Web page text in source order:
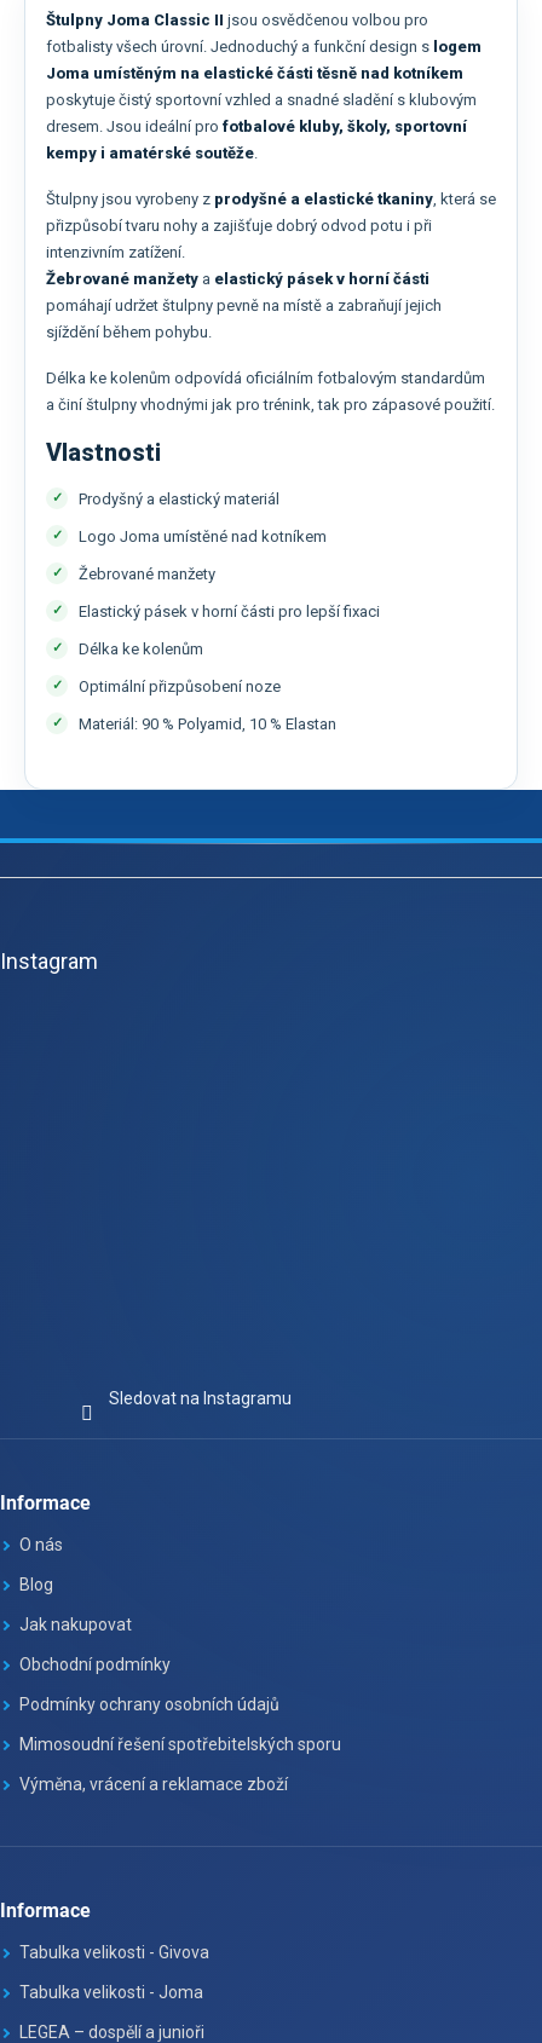
Štulpny Joma Classic II jsou osvědčenou volbou pro
fotbalisty všech úrovní. Jednoduchý a funkční design s logem
Joma umístěným na elastické části těsně nad kotníkem
poskytuje čistý sportovní vzhled a snadné sladění s klubovým
dresem. Jsou ideální pro fotbalové kluby, školy, sportovní
kempy i amatérské soutěže.
Štulpny jsou vyrobeny z prodyšné a elastické tkaniny, která se
přizpůsobí tvaru nohy a zajišťuje dobrý odvod potu i při
intenzivním zatížení.
Žebrované manžety a elastický pásek v horní části
pomáhají udržet štulpny pevně na místě a zabraňují jejich
sjíždění během pohybu.
Délka ke kolenům odpovídá oficiálním fotbalovým standardům
a činí štulpny vhodnými jak pro trénink, tak pro zápasové použití.
Vlastnosti
Prodyšný a elastický materiál
Logo Joma umístěné nad kotníkem
Žebrované manžety
Elastický pásek v horní části pro lepší fixaci
Délka ke kolenům
Optimální přizpůsobení noze
Materiál: 90 % Polyamid, 10 % Elastan
Z
Instagram
Sledovat na Instagramu
Informace
O nás
Blog
Jak nakupovat
Obchodní podmínky
Podmínky ochrany osobních údajů
Mimosoudní řešení spotřebitelských sporu
Výměna, vrácení a reklamace zboží
Informace
Tabulka velikosti - Givova
Tabulka velikosti - Joma
LEGEA – dospělí a junioři